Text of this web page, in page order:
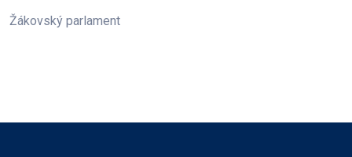
Žákovský parlament